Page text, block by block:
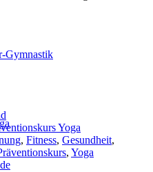
Gymnastik
Yoga
, Fitness, Gesundheit,
, Yoga